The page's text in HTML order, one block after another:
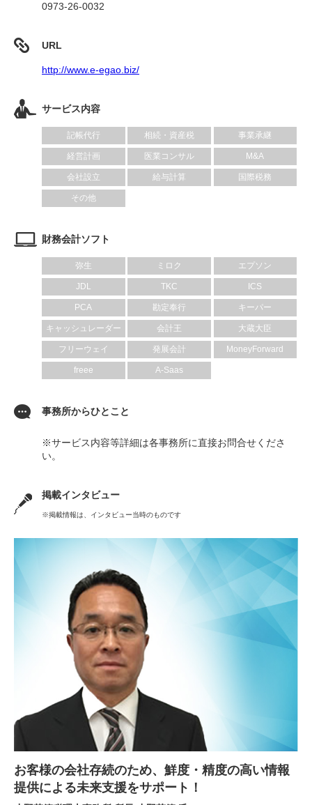
0973-26-0032
URL
http://www.e-egao.biz/
サービス内容
記帳代行 相続・資産税 事業承継
経営計画 医業コンサル M&A
会社設立 給与計算 国際税務
その他
財務会計ソフト
弥生 ミロク エプソン
JDL TKC ICS
PCA 勘定奉行 キーパー
キャッシュレーダー 会計王 大蔵大臣
フリーウェイ 発展会計 MoneyForward
freee A-Saas
事務所からひとこと
※サービス内容等詳細は各事務所に直接お問合せくださ
い。
掲載インタビュー
※掲載情報は、インタビュー当時のものです
お客様の会社存続のため、鮮度・精度の高い情報
提供による未来支援をサポート！